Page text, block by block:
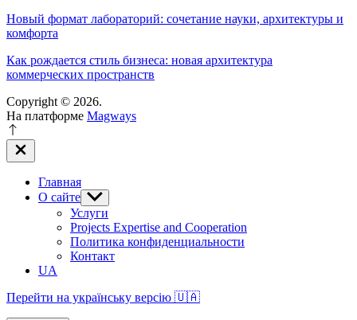
Новый формат лабораторий: сочетание науки, архитектуры и
комфорта
Как рождается стиль бизнеса: новая архитектура
коммерческих пространств
Copyright © 2026.
На платформе Magways
Закрыть
вне
Главная
О сайте Показывать
подменю
Услуги
Projects Expertise and Cooperation
Политика конфиденциальности
Контакт
UA
Перейти на українську версію 🇺🇦